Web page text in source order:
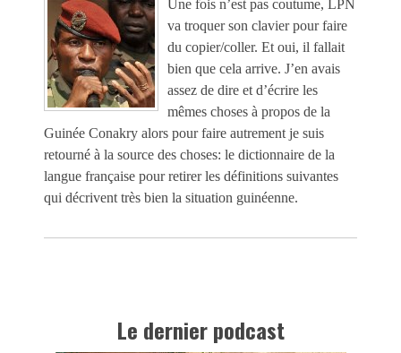
Une fois n’est pas coutume, LPN
va troquer son clavier pour faire
du copier/coller. Et oui, il fallait
bien que cela arrive. J’en avais
assez de dire et d’écrire les
mêmes choses à propos de la
Guinée Conakry alors pour faire autrement je suis
retourné à la source des choses: le dictionnaire de la
langue française pour retirer les définitions suivantes
qui décrivent très bien la situation guinéenne.
Le dernier podcast